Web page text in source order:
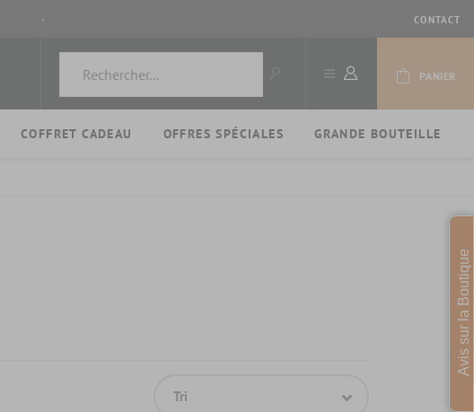
· CONTACT
PANIER
COFFRET CADEAU OFFRES SPÉCIALES GRANDE BOUTEILLE
Tri
Avis sur la Boutique